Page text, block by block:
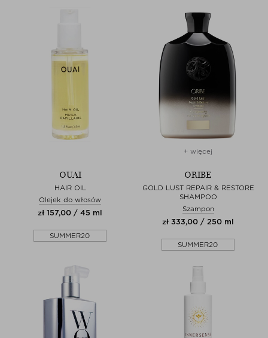
OUAI
HAIR OIL
Olejek do włosów
zł 157,00 / 45 ml
SUMMER20
+ więcej
ORIBE
GOLD LUST REPAIR & RESTORE
SHAMPOO
Szampon
zł 333,00 / 250 ml
SUMMER20